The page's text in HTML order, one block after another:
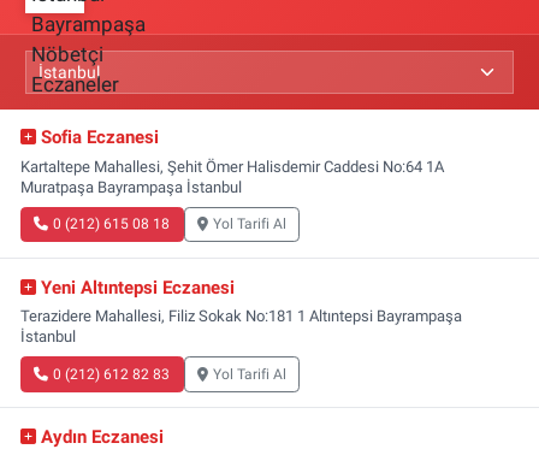
Sofia Eczanesi
Kartaltepe Mahallesi, Şehit Ömer Halisdemir Caddesi No:64 1A
Muratpaşa Bayrampaşa İstanbul
0 (212) 615 08 18 Yol Tarifi Al
Yeni Altıntepsi Eczanesi
Terazidere Mahallesi, Filiz Sokak No:181 1 Altıntepsi Bayrampaşa
İstanbul
0 (212) 612 82 83 Yol Tarifi Al
Aydın Eczanesi